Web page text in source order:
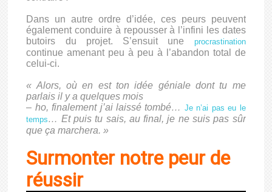
Dans un autre ordre d’idée, ces peurs peuvent
également conduire à repousser à l’infini les dates
butoirs du projet. S’ensuit une procrastination
continue amenant peu à peu à l’abandon total de
celui-ci.
« Alors, où en est ton idée géniale dont tu me
parlais il y a quelques mois
– ho, finalement j’ai laissé tombé… Je n’ai pas eu le
temps … Et puis tu sais, au final, je ne suis pas sûr
que ça marchera. »
Surmonter notre peur de
réussir